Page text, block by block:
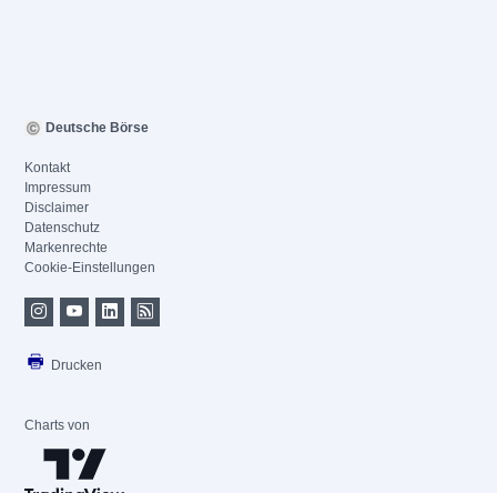
Deutsche Börse
Kontakt
Impressum
Disclaimer
Datenschutz
Markenrechte
Cookie-Einstellungen
Drucken
Charts von